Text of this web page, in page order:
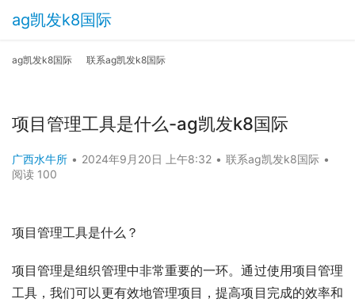
ag凯发k8国际
ag凯发k8国际 联系ag凯发k8国际
项目管理工具是什么-ag凯发k8国际
广西水牛所 • 2024年9月20日 上午8:32 • 联系ag凯发k8国际 •
阅读 100
项目管理工具是什么？
项目管理是组织管理中非常重要的一环。通过使用项目管理
工具，我们可以更有效地管理项目，提高项目完成的效率和